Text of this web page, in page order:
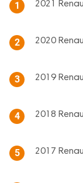
1 2021
2 2020
3 2019
4 2018
5 2017